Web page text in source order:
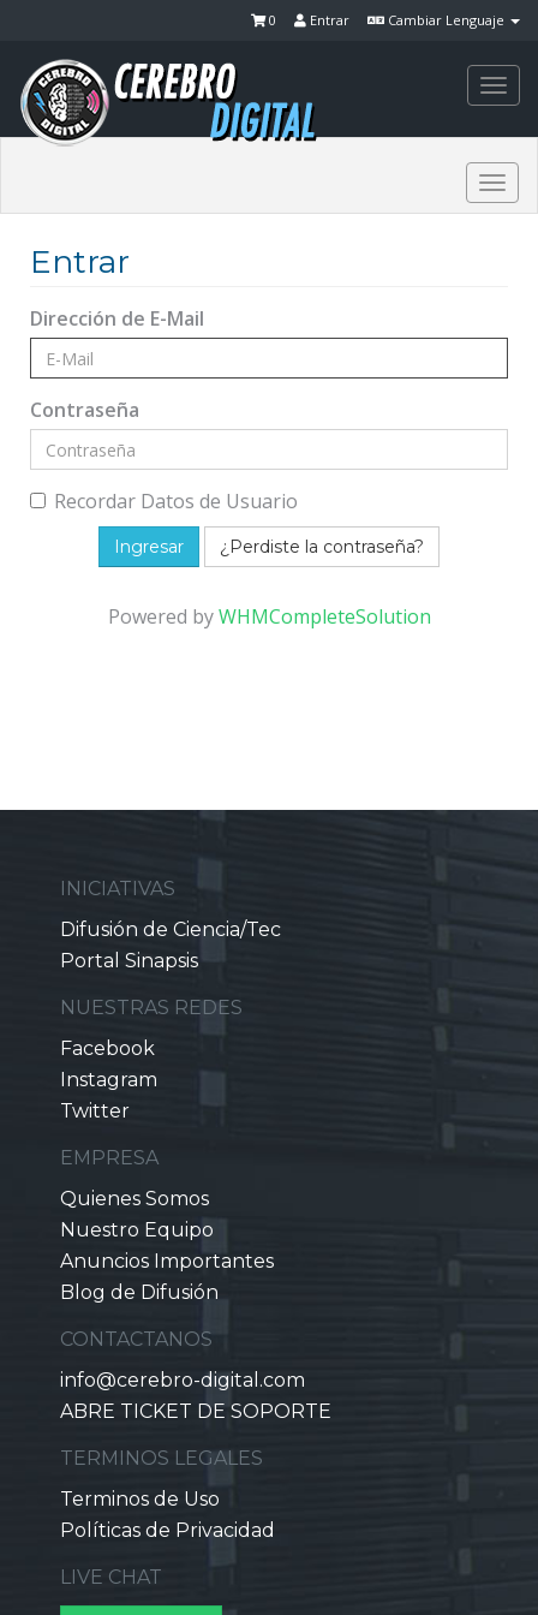
Cambiar Lenguaje
Entrar
0
Entrar
Dirección de E-Mail
Contraseña
Recordar Datos de Usuario
¿Perdiste la contraseña?
Powered byWHMCompleteSolution
INICIATIVAS
Difusión de Ciencia/Tec
Portal Sinapsis
NUESTRAS REDES
Facebook
Instagram
Twitter
EMPRESA
Quienes Somos
Nuestro Equipo
Anuncios Importantes
Blog de Difusión
CONTACTANOS
info@cerebro-digital.com
ABRE TICKET DE SOPORTE
TERMINOS LEGALES
Terminos de Uso
Políticas de Privacidad
LIVE CHAT